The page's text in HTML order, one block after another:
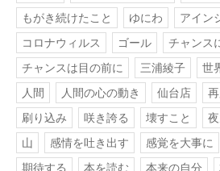
もがき続けたこと
ゆにわ
アイン
コロナウィルス
ゴール
チャンス
チャンスは目の前に
三浦綾子 世
人間
人間の心の動き 仙台店
刷り込み
咲き誇る 壊すこと
山
感情を吐き出す 感覚を大事に
期待する
本を読む 本来の自分